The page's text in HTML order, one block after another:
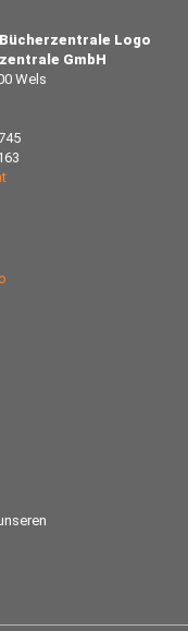
GmbH
Wels